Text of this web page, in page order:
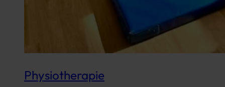
Physiotherapie